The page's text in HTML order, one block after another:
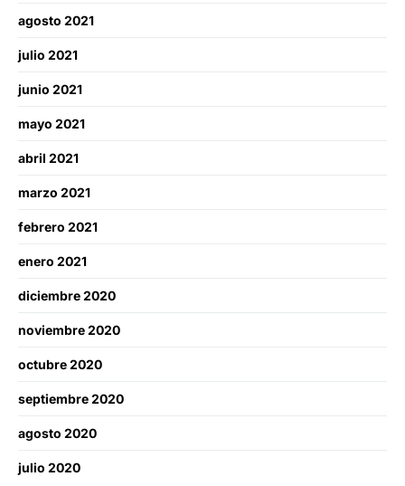
agosto 2021
julio 2021
junio 2021
mayo 2021
abril 2021
marzo 2021
febrero 2021
enero 2021
diciembre 2020
noviembre 2020
octubre 2020
septiembre 2020
agosto 2020
julio 2020